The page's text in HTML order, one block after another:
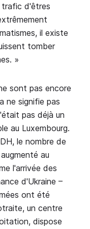
trafic d'êtres
il existe
tomber
»
sont pas encore
ne signifie pas
pas déjà un
au Luxembourg.
le nombre de
au
l'arrivée des
d'Ukraine –
ont été
un centre
dispose